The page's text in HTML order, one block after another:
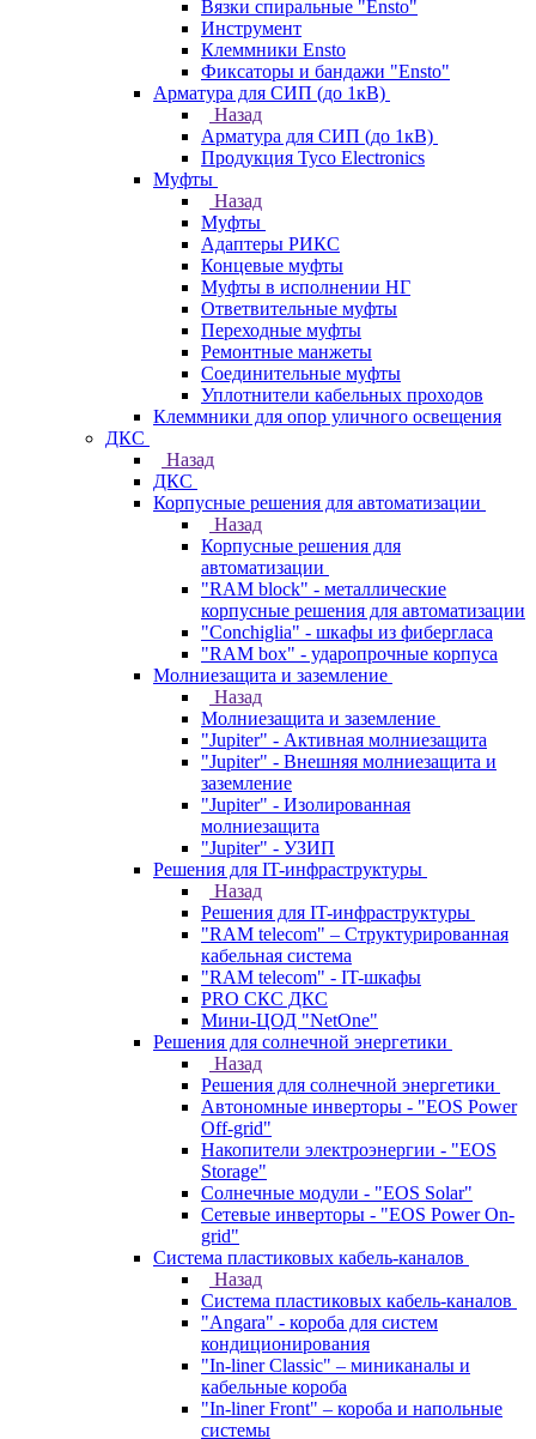
Вязки спиральные "Ensto"
Инструмент
Клеммники Ensto
Фиксаторы и бандажи "Ensto"
Арматура для СИП (до 1кВ)
Назад
Арматура для СИП (до 1кВ)
Продукция Tyco Electronics
Муфты
Назад
Муфты
Адаптеры РИКС
Концевые муфты
Муфты в исполнении НГ
Ответвительные муфты
Переходные муфты
Ремонтные манжеты
Соединительные муфты
Уплотнители кабельных проходов
Клеммники для опор уличного освещения
ДКС
Назад
ДКС
Корпусные решения для автоматизации
Назад
Корпусные решения для
автоматизации
"RAM block" - металлические
корпусные решения для автоматизации
"Conchiglia" - шкафы из фибергласа
"RAM box" - ударопрочные корпуса
Молниезащита и заземление
Назад
Молниезащита и заземление
"Jupiter" - Активная молниезащита
"Jupiter" - Внешняя молниезащита и
заземление
"Jupiter" - Изолированная
молниезащита
"Jupiter" - УЗИП
Решения для IT-инфраструктуры
Назад
Решения для IT-инфраструктуры
"RAM telecom" – Структурированная
кабельная система
"RAM telecom" - IT-шкафы
PRO СКС ДКС
Мини-ЦОД "NetOne"
Решения для солнечной энергетики
Назад
Решения для солнечной энергетики
Автономные инверторы - "EOS Power
Off-grid"
Накопители электроэнергии - "EOS
Storage"
Солнечные модули - "EOS Solar"
Сетевые инверторы - "EOS Power On-
grid"
Система пластиковых кабель-каналов
Назад
Система пластиковых кабель-каналов
"Angara" - короба для систем
кондиционирования
"In-liner Classic" – миниканалы и
кабельные короба
"In-liner Front" – короба и напольные
системы